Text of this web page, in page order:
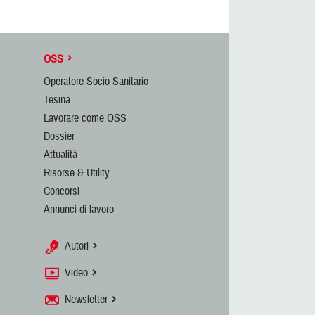
OSS
Operatore Socio Sanitario
Tesina
Lavorare come OSS
Dossier
Attualità
Risorse & Utility
Concorsi
Annunci di lavoro
Autori
Video
Newsletter